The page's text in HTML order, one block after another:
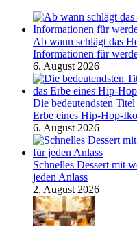
Ab wann schlägt das
Informationen für
6. August 2026
Die bedeutendsten
Erbe eines Hip-Hop-
6. August 2026
Schnelles Dessert mit
jeden Anlass
2. August 2026